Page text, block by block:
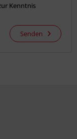
Kenntnis
Senden